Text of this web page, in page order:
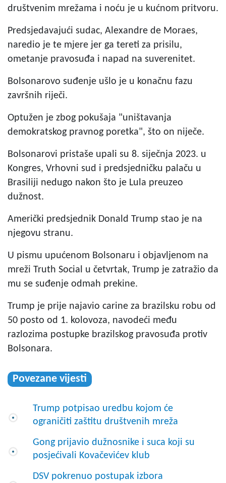
društvenim mrežama i noću je u kućnom pritvoru.
Predsjedavajući sudac, Alexandre de Moraes,
naredio je te mjere jer ga tereti za prisilu,
ometanje pravosuđa i napad na suverenitet.
Bolsonarovo suđenje ušlo je u konačnu fazu
završnih riječi.
Optužen je zbog pokušaja "uništavanja
demokratskog pravnog poretka", što on niječe.
Bolsonarovi pristaše upali su 8. siječnja 2023. u
Kongres, Vrhovni sud i predsjedničku palaču u
Brasiliji nedugo nakon što je Lula preuzeo
dužnost.
Američki predsjednik Donald Trump stao je na
njegovu stranu.
U pismu upućenom Bolsonaru i objavljenom na
mreži Truth Social u četvrtak, Trump je zatražio da
mu se suđenje odmah prekine.
Trump je prije najavio carine za brazilsku robu od
50 posto od 1. kolovoza, navodeći među
razlozima postupke brazilskog pravosuđa protiv
Bolsonara.
Povezane vijesti
Trump potpisao uredbu kojom će
ograničiti zaštitu društvenih mreža
Gong prijavio dužnosnike i suca koji su
posjećivali Kovačevićev klub
DSV pokrenuo postupak izbora